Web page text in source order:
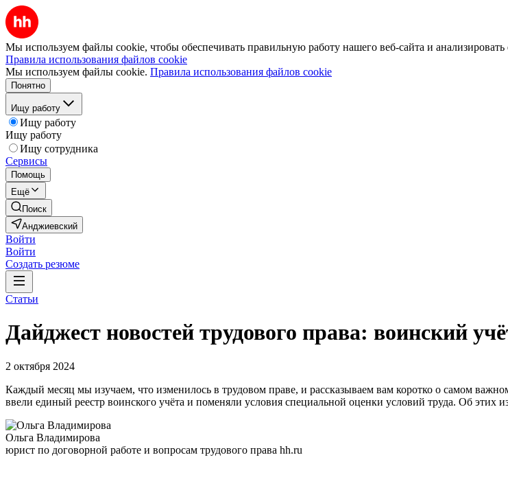
Мы используем файлы cookie, чтобы обеспечивать правильную работу нашего веб-сайта и анализировать
Правила использования файлов cookie
Мы используем файлы cookie. Правила использования файлов cookie
Понятно
Ищу работу
Ищу работу
Ищу работу
Ищу сотрудника
Сервисы
Помощь
Ещё
Поиск
Анджиевский
Войти
Войти
Создать резюме
Статьи
Дайджест новостей трудового права: воинский
2 октября 2024
Каждый месяц мы изучаем, что изменилось в трудовом праве, и рассказываем вам коротко о самом
ввели единый реестр воинского учёта и поменяли условия специальной оценки условий труда. Об этих
Ольга Владимирова
юрист по договорной работе и вопросам трудового права hh.ru